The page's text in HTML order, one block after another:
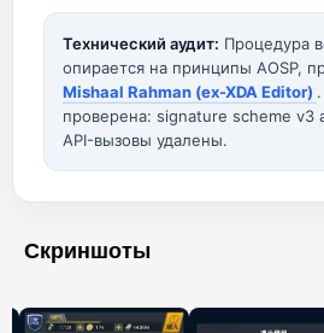
Технический аудит: Процедура
опирается на принципы AOSP,
Mishaal Rahman (ex-XDA Editor)
проверена: signature scheme v3
API-вызовы удалены.
Скриншоты